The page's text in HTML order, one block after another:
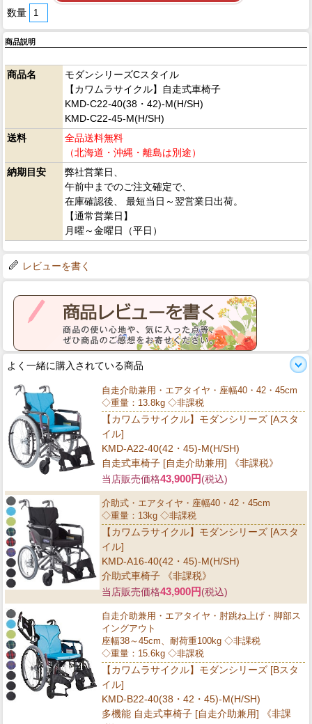
数量
商品説明
商品名
モダンシリーズCスタイル
【カワムラサイクル】自走式車椅子
KMD-C22-40(38・42)-M(H/SH)
KMD-C22-45-M(H/SH)
送料
全品送料無料
（北海道・沖縄・離島は別途）
納期目安
弊社営業日、
午前中までのご注文確定で、
在庫確認後、 最短当日～翌営業日出荷。
【通常営業日】
月曜～金曜日（平日）
レビューを書く
よく一緒に購入されている商品
自走介助兼用・エアタイヤ・座幅40・42・45cm
◇重量：13.8kg ◇非課税
【カワムラサイクル】モダンシリーズ [Aスタ
イル]
KMD-A22-40(42・45)-M(H/SH)
自走式車椅子 [自走介助兼用] 《非課税》
当店販売価格43,900円(税込)
介助式・エアタイヤ・座幅40・42・45cm
◇重量：13kg ◇非課税
【カワムラサイクル】モダンシリーズ [Aスタ
イル]
KMD-A16-40(42・45)-M(H/SH)
介助式車椅子 《非課税》
当店販売価格43,900円(税込)
自走介助兼用・エアタイヤ・肘跳ね上げ・脚部ス
イングアウト
座幅38～45cm、耐荷重100kg ◇非課税
◇重量：15.6kg ◇非課税
【カワムラサイクル】モダンシリーズ [Bスタ
イル]
KMD-B22-40(38・42・45)-M(H/SH)
多機能 自走式車椅子 [自走介助兼用] 《非課